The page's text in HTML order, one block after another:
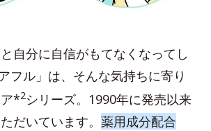
自分に自信がもてなくなってし
フル」は、そんな気持ちに寄り
*2シリーズ。1990年に発売以来
だいています。 薬用成分配合